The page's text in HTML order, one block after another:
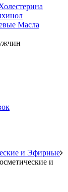
Масла
и Эфирные
и